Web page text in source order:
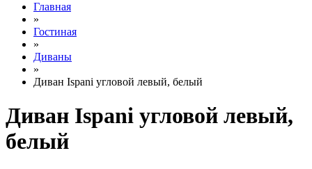
Главная
»
Гостиная
»
Диваны
»
Диван Ispani угловой левый, белый
Диван Ispani угловой левый,
белый